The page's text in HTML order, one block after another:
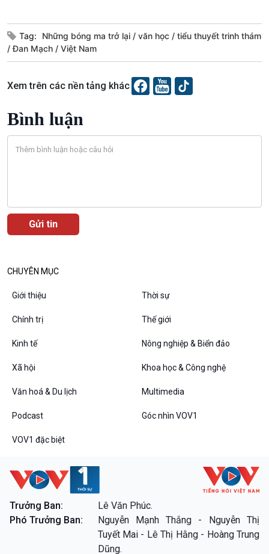
Dòng chảy sự kiện
Đối thoại
VOV1 đặc biệt
Thanh âm ký sự
Các chương trình đặc biệt
Tag: Những bóng ma trở lại văn học
tiểu thuyết trinh thám
Đan Mạch
Việt Nam
Xem trên các nền tảng khác
Bình luận
CHUYÊN MỤC
Giới thiệu Thời sự
Chính trị Thế giới
Kinh tế Nông nghiệp & Biển đảo
Xã hội Khoa học & Công nghệ
Văn hoá & Du lịch Multimedia
Podcast Góc nhìn VOV1
VOV1 đặc biệt
Trưởng Ban:
Lê Văn Phúc.
Phó Trưởng Ban:
Nguyễn Mạnh Thắng - Nguyễn Thị
Tuyết Mai - Lê Thị Hằng - Hoàng Trung
Dũng.